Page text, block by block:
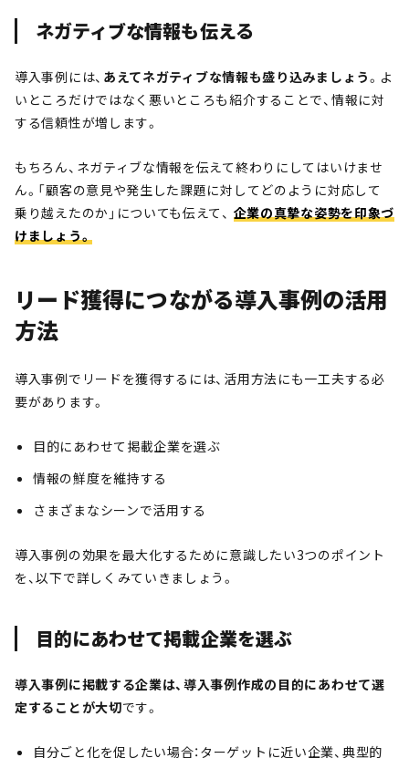
ネガティブな情報も伝える
導入事例には、 あえてネガティブな情報も盛り込みましょう。よ
いところだけではなく悪いところも紹介することで、情報に対
する信頼性が増します。
もちろん、ネガティブな情報を伝えて終わりにしてはいけませ
ん。「顧客の意見や発生した課題に対してどのように対応して
乗り越えたのか」についても伝えて、 企業の真摯な姿勢を印象づ
けましょう。
リード獲得につながる導入事例の活用
方法
導入事例でリードを獲得するには、活用方法にも一工夫する必
要があります。
目的にあわせて掲載企業を選ぶ
情報の鮮度を維持する
さまざまなシーンで活用する
導入事例の効果を最大化するために意識したい3つのポイント
を、以下で詳しくみていきましょう。
目的にあわせて掲載企業を選ぶ
導入事例に掲載する企業は、導入事例作成の目的にあわせて選
定することが大切です。
自分ごと化を促したい場合：ターゲットに近い企業、典型的